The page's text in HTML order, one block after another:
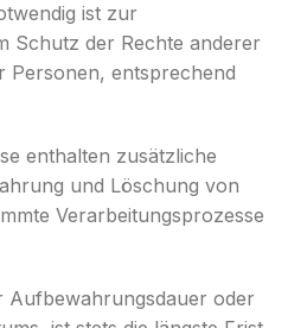
ist zur
Schutz der Rechte anderer
Personen, entsprechend
enthalten zusätzliche
und Löschung von
Verarbeitungsprozesse
Aufbewahrungsdauer oder